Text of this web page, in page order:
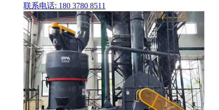
联系电话: 180 3780 8511